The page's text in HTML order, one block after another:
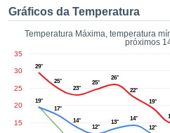
por
para
que as
a este
das
opções:
e
Gráficos da Temperatura
Temperatura Máxima, temperatura
próximos
15
20
25
30
35
29°
25°
23°
25°
26°
22°
19°
19°
17°
14°
12°
13°
14°
12°